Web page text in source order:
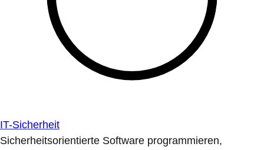
IT-Sicherheit
Sicherheitsorientierte Software programmieren,